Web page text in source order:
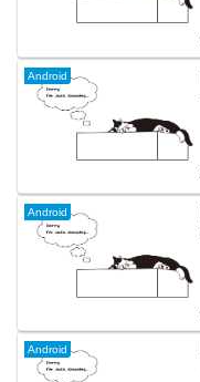
Android
Android
Android